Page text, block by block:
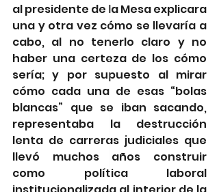
al presidente de la Mesa explicara
una y otra vez cómo se llevaría a
cabo, al no tenerlo claro y no
haber una certeza de los cómo
sería; y por supuesto al mirar
cómo cada una de esas “bolas
blancas” que se iban sacando,
representaba la destrucción
lenta de carreras judiciales que
llevó muchos años construir
como política laboral